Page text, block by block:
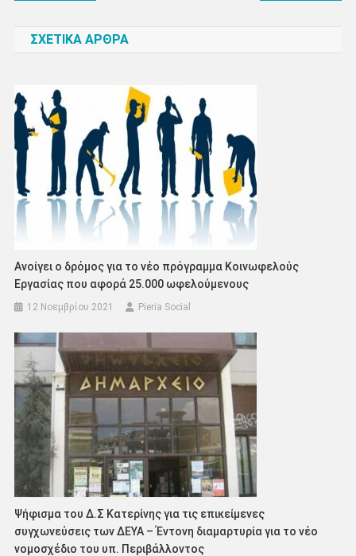
ΣΧΕΤΙΚΑ ΑΡΘΡΑ
Ανοίγει ο δρόμος για το νέο πρόγραμμα Κοινωφελούς
Εργασίας που αφορά 25.000 ωφελούμενους
12 Νοεμβρίου 2021 Pieria Social
Ψήφισμα του Δ.Σ Κατερίνης για τις επικείμενες
συγχωνεύσεις των ΔΕΥΑ – Έντονη διαμαρτυρία για το νέο
νομοσχέδιο του υπ. Περιβάλλοντος